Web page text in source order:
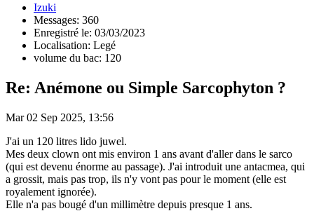
Izuki
Messages: 360
Enregistré le: 03/03/2023
Localisation: Legé
volume du bac: 120
Re: Anémone ou Simple Sarcophyton ?
Mar 02 Sep 2025, 13:56
J'ai un 120 litres lido juwel.
Mes deux clown ont mis environ 1 ans avant d'aller dans le sarco
(qui est devenu énorme au passage). J'ai introduit une antacmea, qui
a grossit, mais pas trop, ils n'y vont pas pour le moment (elle est
royalement ignorée).
Elle n'a pas bougé d'un millimètre depuis presque 1 ans.